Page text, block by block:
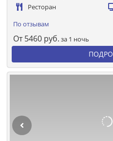
Ресторан
По отзывам
От 5460 руб. за 1 ночь